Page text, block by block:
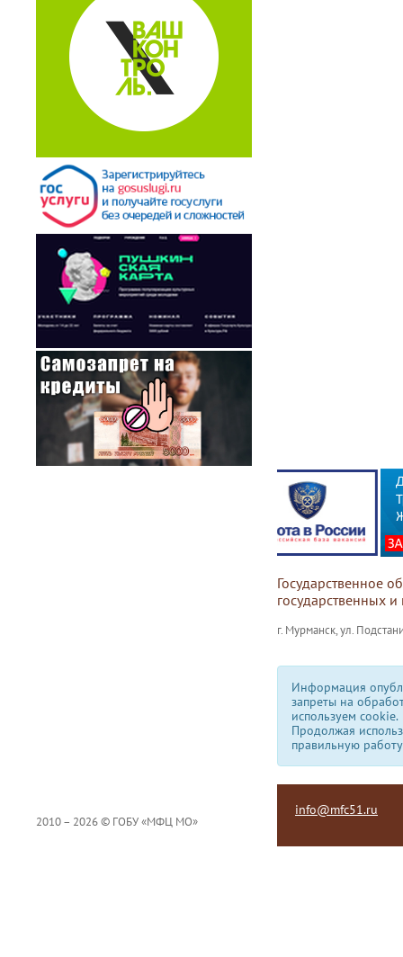
Государственное
государственных
г. Мурманск, ул.
Информация
запреты на
используем сookie.
Продолжая
правильную
2010 – 2026 © ГОБУ «МФЦ МО»
info@mfc51.ru